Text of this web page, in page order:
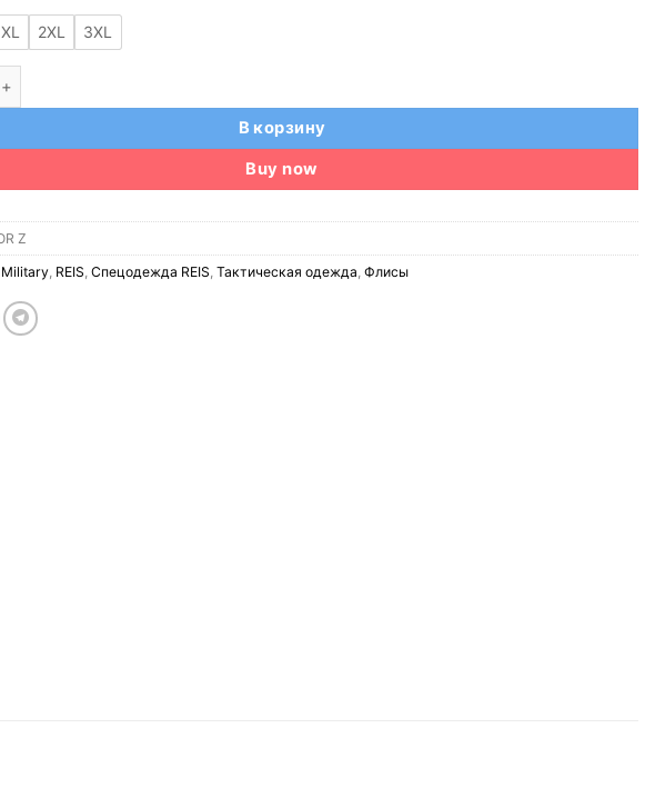
XL 2XL 3XL
В корзину
Buy now
Z
Military REIS Спецодежда REIS Тактическая одежда Флисы